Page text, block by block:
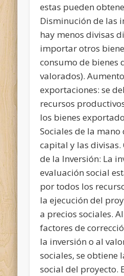
estas pueden
Disminución de las
hay menos divisas
importar otros
consumo de bienes
valorados).
exportaciones: se
recursos
los bienes
Sociales de la mano
capital y las divisas.
de la Inversión: La
evaluación social
por todos los
la ejecución del
a precios sociales.
factores de
la inversión o al
sociales, se obtiene
social del proyecto.